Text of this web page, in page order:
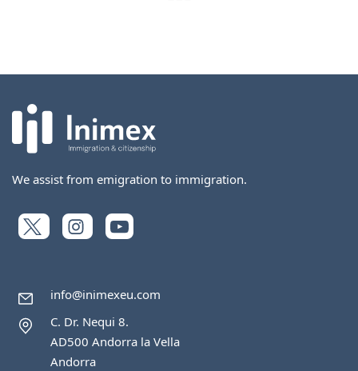
We assist from emigration to immigration.
info@inimexeu.com
C. Dr. Nequi 8.
AD500 Andorra la Vella
Andorra